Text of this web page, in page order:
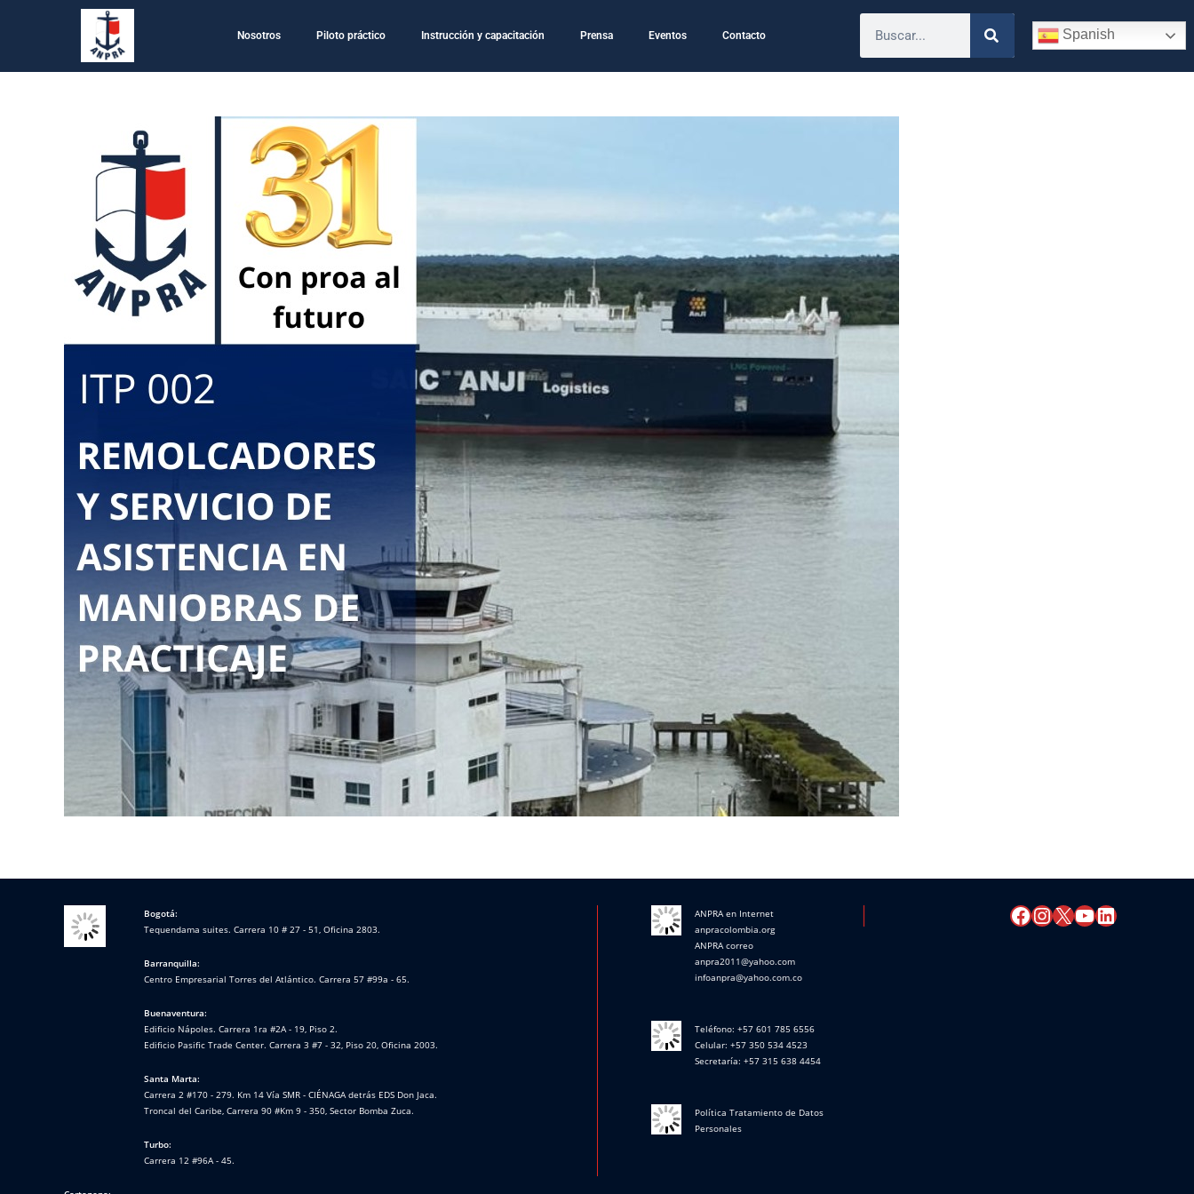
Nosotros Piloto práctico Instrucción y capacitación Prensa Eventos Contacto Spanish
Bogotá:
Tequendama suites. Carrera 10 # 27 - 51, Oficina 2803.
Barranquilla:
Centro Empresarial Torres del Atlántico. Carrera 57 #99a - 65.
Buenaventura:
Edificio Nápoles. Carrera 1ra #2A - 19, Piso 2.
Edificio Pasific Trade Center. Carrera 3 #7 - 32, Piso 20, Oficina 2003.
Santa Marta:
Carrera 2 #170 - 279. Km 14 Vía SMR - CIÉNAGA detrás EDS Don Jaca.
Troncal del Caribe, Carrera 90 #Km 9 - 350, Sector Bomba Zuca.
Turbo:
Carrera 12 #96A - 45.
ANPRA en Internet
anpracolombia.org
ANPRA correo
anpra2011@yahoo.com
infoanpra@yahoo.com.co
Teléfono: +57 601 785 6556
Celular: +57 350 534 4523
Secretaría: +57 315 638 4454
Política Tratamiento de Datos
Personales